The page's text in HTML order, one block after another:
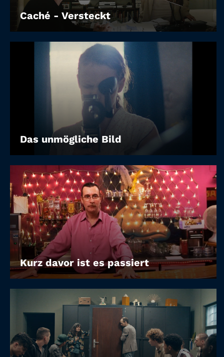
Caché - Versteckt
Das unmögliche Bild
Kurz davor ist es passiert